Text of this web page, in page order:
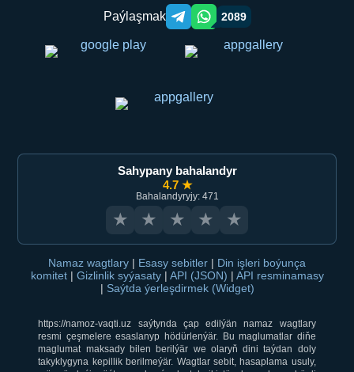
Paýlaşmak Telegram orqali ulashish
WhatsApp orqali ulashish
2089
Sahypany bahalandyr
4.7 ★
Bahalandyryjy: 471
★ ★ ★ ★ ★
Namaz wagtlary | Esasy sebitler | Din işleri boýunça
komitet | Gizlinlik syýasaty | API (JSON) | API resminamasy
| Saýtda ýerleşdirmek (Widget)
https://namoz-vaqti.uz saýtynda çap edilýän namaz wagtlary
resmi çeşmelere esaslanyp hödürlenýär. Bu maglumatlar diňe
maglumat maksady bilen berilýär we olaryň dini taýdan doly
takyklygyna kepillik berilmeýär. Wagtlar sebit, hasaplama usuly,